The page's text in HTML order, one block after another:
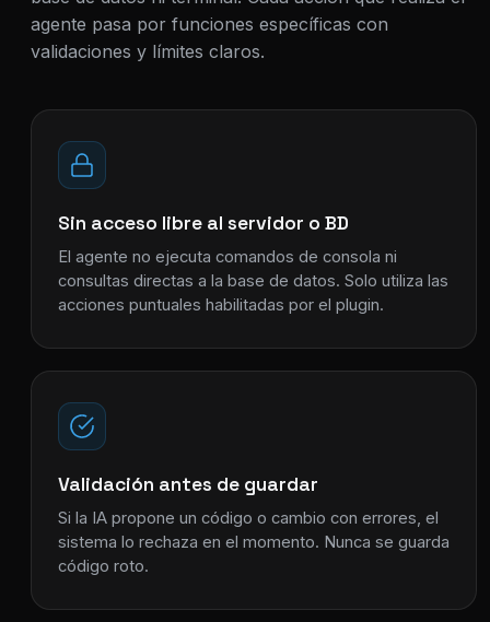
agente pasa por funciones específicas con
validaciones y límites claros.
Sin acceso libre al servidor o BD
El agente no ejecuta comandos de consola ni
consultas directas a la base de datos. Solo utiliza las
acciones puntuales habilitadas por el plugin.
Validación antes de guardar
Si la IA propone un código o cambio con errores, el
sistema lo rechaza en el momento. Nunca se guarda
código roto.